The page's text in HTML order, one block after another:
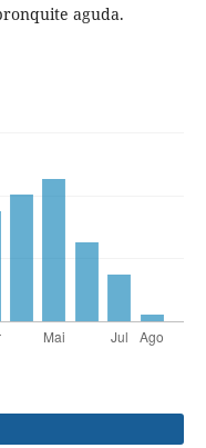
aguda.